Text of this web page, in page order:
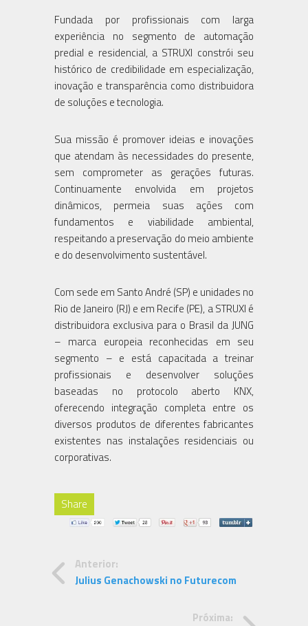
Fundada por profissionais com larga
experiência no segmento de automação
predial e residencial, a STRUXI constrói seu
histórico de credibilidade em especialização,
inovação e transparência como distribuidora
de soluções e tecnologia.
Sua missão é promover ideias e inovações
que atendam às necessidades do presente,
sem comprometer as gerações futuras.
Continuamente envolvida em projetos
dinâmicos, permeia suas ações com
fundamentos e viabilidade ambiental,
respeitando a preservação do meio ambiente
e do desenvolvimento sustentável.
Com sede em Santo André (SP) e unidades no
Rio de Janeiro (RJ) e em Recife (PE), a STRUXI é
distribuidora exclusiva para o Brasil da JUNG
– marca europeia reconhecidas em seu
segmento – e está capacitada a treinar
profissionais e desenvolver soluções
baseadas no protocolo aberto KNX,
oferecendo integração completa entre os
diversos produtos de diferentes fabricantes
existentes nas instalações residenciais ou
corporativas.
Share
Anterior:
Julius Genachowski no Futurecom
Próxima: